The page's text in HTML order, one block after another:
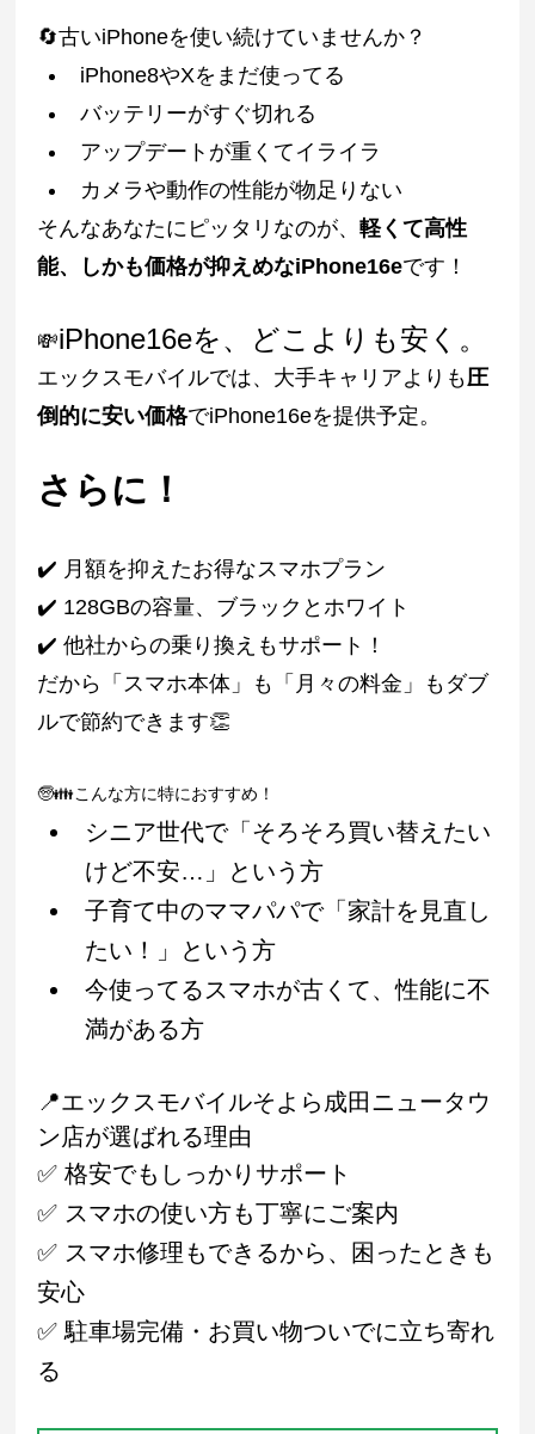
🔄古いiPhoneを使い続けていませんか？
iPhone8やXをまだ使ってる
バッテリーがすぐ切れる
アップデートが重くてイライラ
カメラや動作の性能が物足りない
そんなあなたにピッタリなのが、軽くて高性
能、しかも価格が抑えめなiPhone16eです！
💸iPhone16eを、どこよりも安く。
エックスモバイルでは、大手キャリアよりも圧
倒的に安い価格でiPhone16eを提供予定。
さらに！
✔️ 月額を抑えたお得なスマホプラン
✔️ 128GBの容量、ブラックとホワイト
✔️ 他社からの乗り換えもサポート！
だから「スマホ本体」も「月々の料金」もダブ
ルで節約できます👏
🧓👪こんな方に特におすすめ！
シニア世代で「そろそろ買い替えたい
けど不安…」という方
子育て中のママパパで「家計を見直し
たい！」という方
今使ってるスマホが古くて、性能に不
満がある方
📍エックスモバイルそよら成田ニュータウ
ン店が選ばれる理由
✅ 格安でもしっかりサポート
✅ スマホの使い方も丁寧にご案内
✅ スマホ修理もできるから、困ったときも
安心
✅ 駐車場完備・お買い物ついでに立ち寄れ
る